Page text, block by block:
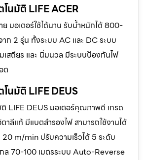
นมัติ LIFE ACER
มอเตอร์ใช้ได้นาน รับน้ำหนักได้ 800-
ก 2 รุ่น ทั้งระบบ AC และ DC ระบบ
สถียร และ นิ่มนวล มีระบบป้องกันไฟ
ต
นมัติ LIFE DEUS
LIFE DEUS มอเตอร์คุณภาพดี เกรด
าลีแท้ มีแบตสำรองไฟ สามารถใช้งานได้
m/min ปรับความเร็วได้ 5 ระดับ
กล 70-100 เมตรระบบ Auto-Reverse